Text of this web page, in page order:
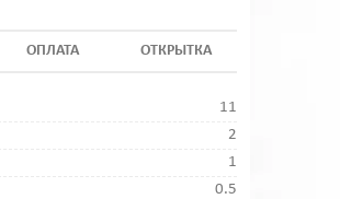
ОПЛАТА ОТКРЫТКА
11
2
1
0.5